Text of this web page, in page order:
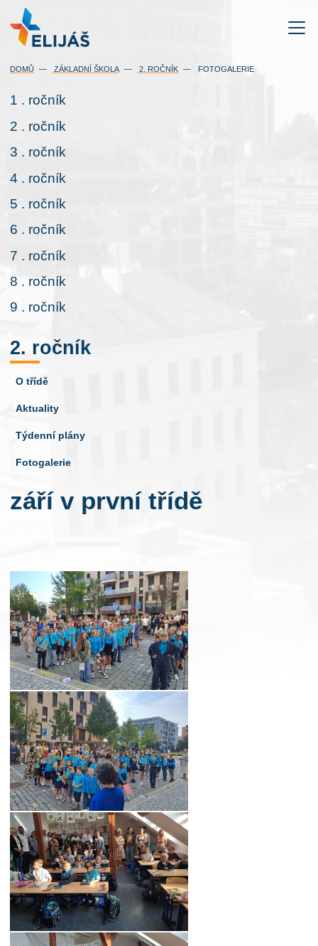
DOMŮ ZÁKLADNÍ ŠKOLA 2. ROČNÍK FOTOGALERIE
1 . ročník
2 . ročník
3 . ročník
4 . ročník
5 . ročník
6 . ročník
7 . ročník
8 . ročník
9 . ročník
2. ročník
O třídě
Aktuality
Týdenní plány
Fotogalerie
září v první třídě